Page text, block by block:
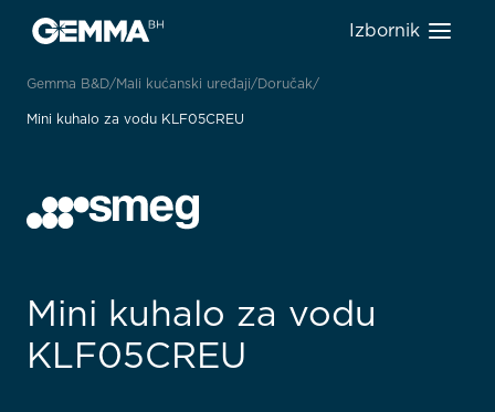
Izbornik
Gemma B&D Mali kućanski uređaji Doručak
Mini kuhalo za vodu KLF05CREU
Mini kuhalo za vodu
KLF05CREU